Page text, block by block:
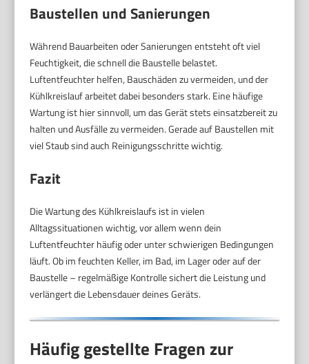
Baustellen und Sanierungen
Während Bauarbeiten oder Sanierungen entsteht oft viel
Feuchtigkeit, die schnell die Baustelle belastet.
Luftentfeuchter helfen, Bauschäden zu vermeiden, und der
Kühlkreislauf arbeitet dabei besonders stark. Eine häufige
Wartung ist hier sinnvoll, um das Gerät stets einsatzbereit zu
halten und Ausfälle zu vermeiden. Gerade auf Baustellen mit
viel Staub sind auch Reinigungsschritte wichtig.
Fazit
Die Wartung des Kühlkreislaufs ist in vielen
Alltagssituationen wichtig, vor allem wenn dein
Luftentfeuchter häufig oder unter schwierigen Bedingungen
läuft. Ob im feuchten Keller, im Bad, im Lager oder auf der
Baustelle – regelmäßige Kontrolle sichert die Leistung und
verlängert die Lebensdauer deines Geräts.
Häufig gestellte Fragen zur